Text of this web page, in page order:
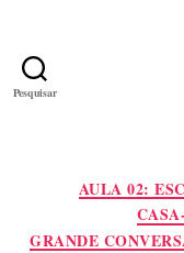
Pesquisar
AULA 02:
GRANDE